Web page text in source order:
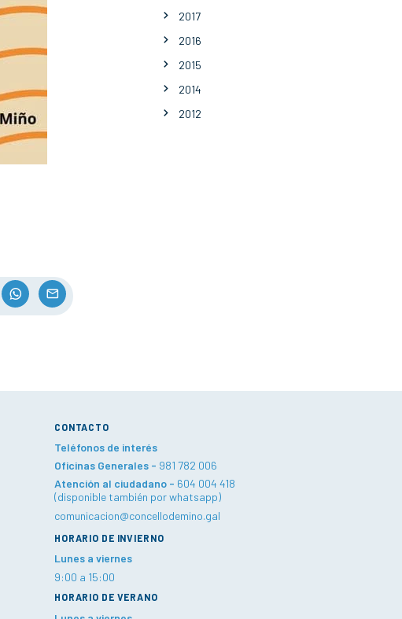
2017
2016
2015
2014
2012
CONTACTO
Teléfonos de interés
Oficinas Generales - 981 782 006
Atención al ciudadano - 604 004 418
(disponible también por whatsapp)
comunicacion@concellodemino.gal
HORARIO DE INVIERNO
Lunes a viernes
9:00 a 15:00
HORARIO DE VERANO